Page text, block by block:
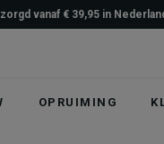
OPRUIMING
vanaf € 39,95 in